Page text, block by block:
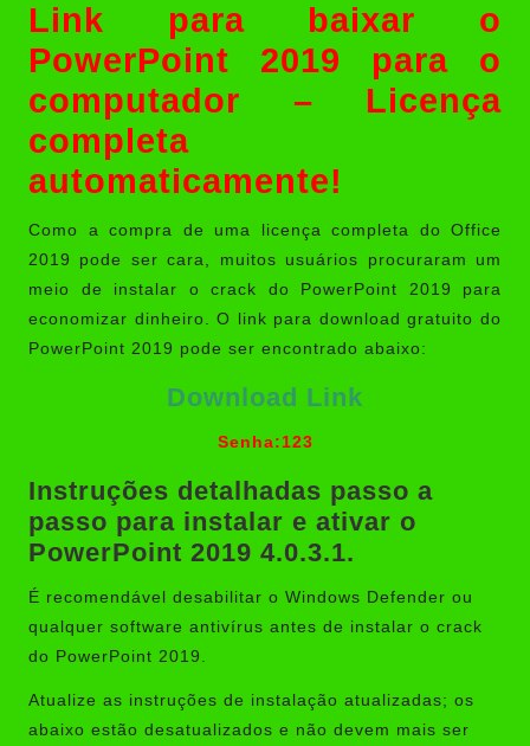
Link para baixar o
PowerPoint 2019 para o
computador – Licença
completa
automaticamente!
Como a compra de uma licença completa do Office
2019 pode ser cara, muitos usuários procuraram um
meio de instalar o crack do PowerPoint 2019 para
economizar dinheiro. O link para download gratuito do
PowerPoint 2019 pode ser encontrado abaixo:
Download Link
Senha:123
Instruções detalhadas passo a
passo para instalar e ativar o
PowerPoint 2019 4.0.3.1.
É recomendável desabilitar o Windows Defender ou
qualquer software antivírus antes de instalar o crack
do PowerPoint 2019.
Atualize as instruções de instalação atualizadas; os
abaixo estão desatualizados e não devem mais ser